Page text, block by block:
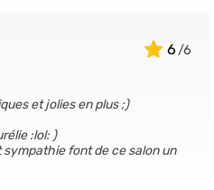
6
et jolies en plus ;)
:lol: )
font de ce salon un